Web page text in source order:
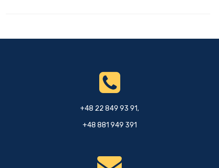
+48 22 849 93 91,
+48 881 949 391